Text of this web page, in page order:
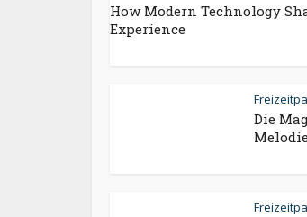
How Modern Technology
Experience
Die